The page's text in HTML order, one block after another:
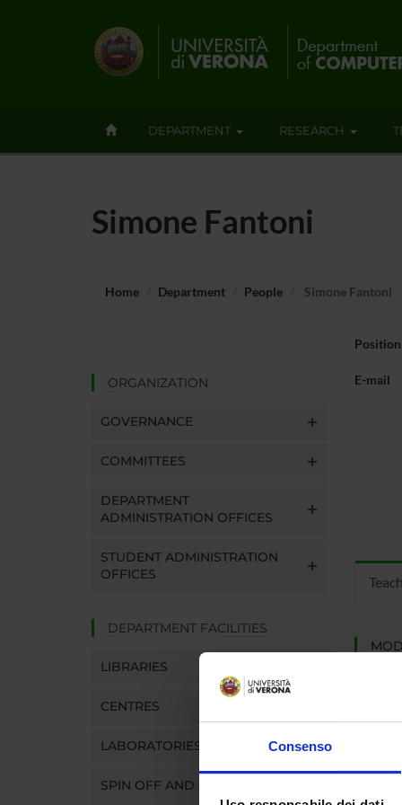
Consenso
DEPARTMENT RESEARCH
Simone Fantoni
Home Department People Simone Fantoni
ORGANIZATION
GOVERNANCE
COMMITTEES
DEPARTMENT
ADMINISTRATION OFFICES
STUDENT ADMINISTRATION
OFFICES
DEPARTMENT FACILITIES
LIBRARIES
CENTRES
LABORATORIES
SPIN OFF AND COMPANIES
Position
E-mail